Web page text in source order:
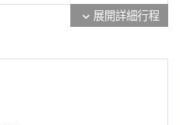
expand_more 展開詳細行程